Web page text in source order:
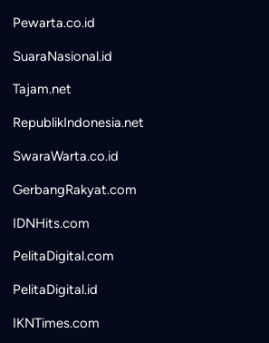
Pewarta.co.id
SuaraNasional.id
Tajam.net
RepublikIndonesia.net
SwaraWarta.co.id
GerbangRakyat.com
IDNHits.com
PelitaDigital.com
PelitaDigital.id
IKNTimes.com